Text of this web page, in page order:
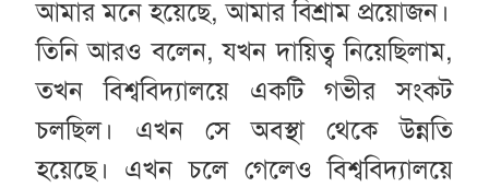
আমার মনে হয়েছে, আমার বিশ্রাম প্রয়োজন।
তিনি আরও বলেন, যখন দায়িত্ব নিয়েছিলাম,
তখন বিশ্ববিদ্যালয়ে একটি গভীর সংকট
চলছিল। এখন সে অবস্থা থেকে উন্নতি
হয়েছে। এখন চলে গেলেও বিশ্ববিদ্যালয়ে